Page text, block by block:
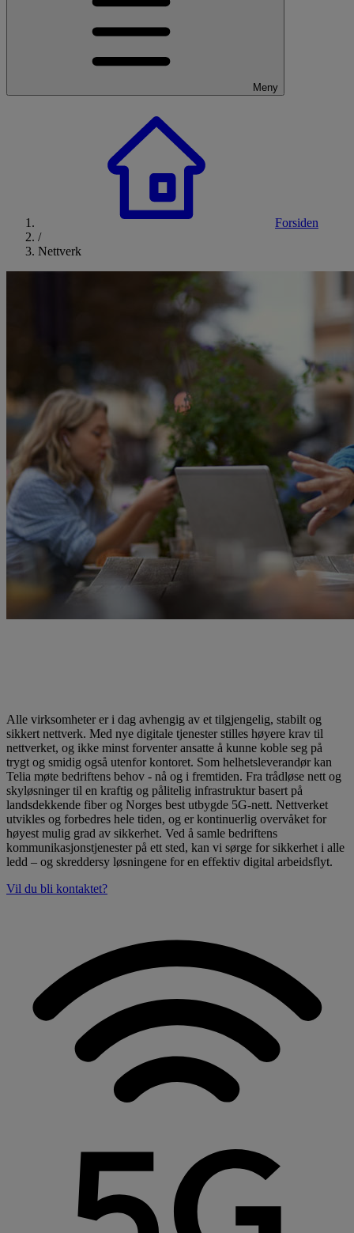
Meny
Forsiden
/
Nettverk
Alle virksomheter er i dag avhengig av et tilgjengelig, stabilt og
sikkert nettverk. Med nye digitale tjenester stilles høyere krav til
nettverket, og ikke minst forventer ansatte å kunne koble seg på
trygt og smidig også utenfor kontoret. Som helhetsleverandør kan
Telia møte bedriftens behov - nå og i fremtiden. Fra trådløse nett og
skyløsninger til en kraftig og pålitelig infrastruktur basert på
landsdekkende fiber og Norges best utbygde 5G-nett. Nettverket
utvikles og forbedres hele tiden, og er kontinuerlig overvåket for
høyest mulig grad av sikkerhet. Ved å samle bedriftens
kommunikasjonstjenester på ett sted, kan vi sørge for sikkerhet i alle
ledd – og skreddersy løsningene for en effektiv digital arbeidsflyt.
Vil du bli kontaktet?